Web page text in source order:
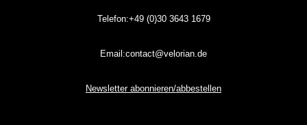
Telefon:+49 (0)3036431679
Email:contact@velorian.de
Newsletter abonnieren/abbestellen